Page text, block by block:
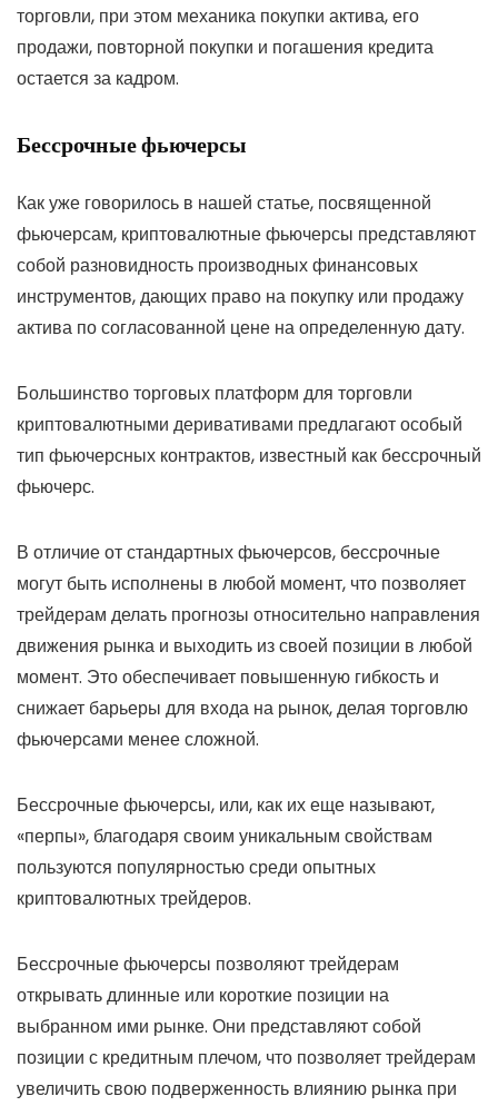
торговли, при этом механика покупки актива, его
продажи, повторной покупки и погашения кредита
остается за кадром.
Бессрочные фьючерсы
Как уже говорилось в нашей статье, посвященной
фьючерсам, криптовалютные фьючерсы представляют
собой разновидность производных финансовых
инструментов, дающих право на покупку или продажу
актива по согласованной цене на определенную дату.
Большинство торговых платформ для торговли
криптовалютными деривативами предлагают особый
тип фьючерсных контрактов, известный как бессрочный
фьючерс.
В отличие от стандартных фьючерсов, бессрочные
могут быть исполнены в любой момент, что позволяет
трейдерам делать прогнозы относительно направления
движения рынка и выходить из своей позиции в любой
момент. Это обеспечивает повышенную гибкость и
снижает барьеры для входа на рынок, делая торговлю
фьючерсами менее сложной.
Бессрочные фьючерсы, или, как их еще называют,
«перпы», благодаря своим уникальным свойствам
пользуются популярностью среди опытных
криптовалютных трейдеров.
Бессрочные фьючерсы позволяют трейдерам
открывать длинные или короткие позиции на
выбранном ими рынке. Они представляют собой
позиции с кредитным плечом, что позволяет трейдерам
увеличить свою подверженность влиянию рынка при